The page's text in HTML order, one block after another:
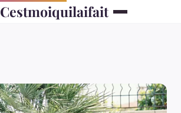
Cestmoiquilaifait